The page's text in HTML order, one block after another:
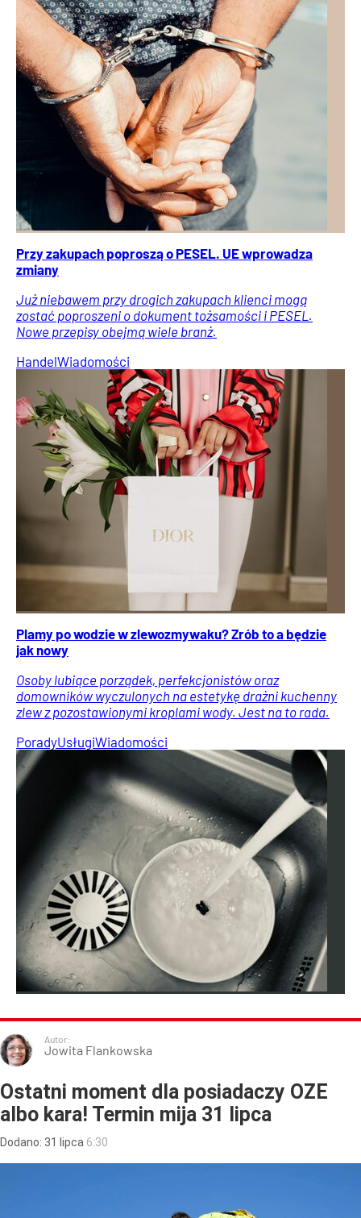
Przy zakupach poproszą o PESEL. UE wprowadza
zmiany
Już niebawem przy drogich zakupach klienci mogą
zostać poproszeni o dokument tożsamości i PESEL.
Nowe przepisy obejmą wiele branż.
HandelWiadomości
Plamy po wodzie w zlewozmywaku? Zrób to a będzie
jak nowy
Osoby lubiące porządek, perfekcjonistów oraz
domowników wyczulonych na estetykę drażni kuchenny
zlew z pozostawionymi kroplami wody. Jest na to rada.
PoradyUsługiWiadomości
Autor:
Jowita Flankowska
Ostatni moment dla posiadaczy OZE
albo kara! Termin mija 31 lipca
Dodano: 31 lipca 6:30